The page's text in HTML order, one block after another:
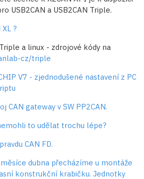
USB2CAN a USB2CAN Triple.
?
a linux - zdrojové kódy na
cz/triple
V7 - zjednodušené nastavení z PC
CAN gateway v SW PP2CAN.
to udělat trochu lépe?
CAN FD.
dubna přecházíme u montáže
konstrukční krabičku. Jednotky